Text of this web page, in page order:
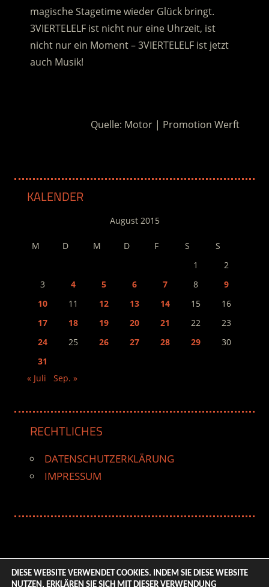
magische Stagetime wieder Glück bringt.
3VIERTELELF ist nicht nur eine Uhrzeit, ist
nicht nur ein Moment – 3VIERTELELF ist jetzt
auch Musik!
Quelle: Motor | Promotion Werft
KALENDER
August 2015
M D M D F S
S
1
2
3
4 5 6 7 8
9
10
11 12 13 14 15
16
17
18 19 20 21 22
23
24
25 26 27 28 29
30
31
« Juli
Sep. »
RECHTLICHES
DATENSCHUTZERKLÄRUNG
IMPRESSUM
DIESE WEBSITE VERWENDET COOKIES. INDEM SIE DIESE WEBSITE
NUTZEN, ERKLÄREN SIE SICH MIT DIESER VERWENDUNG